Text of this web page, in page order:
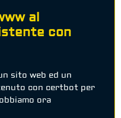
al
con
sito web ed un
con certbot per
ora